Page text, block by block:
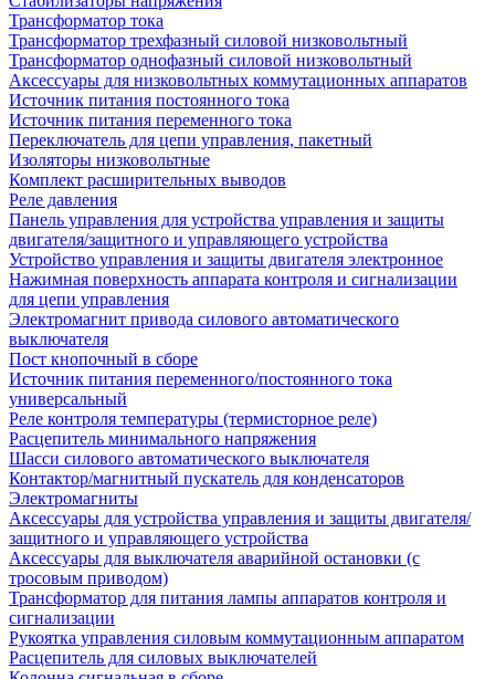
Трансформатор тока
Трансформатор трехфазный силовой низковольтный
Трансформатор однофазный силовой низковольтный
Аксессуары для низковольтных коммутационных аппаратов
Источник питания постоянного тока
Источник питания переменного тока
Переключатель для цепи управления, пакетный
Изоляторы низковольтные
Комплект расширительных выводов
Реле давления
Панель управления для устройства управления и защиты
двигателя/защитного и управляющего устройства
Устройство управления и защиты двигателя электронное
Нажимная поверхность аппарата контроля и сигнализации
для цепи управления
Электромагнит привода силового автоматического
выключателя
Пост кнопочный в сборе
Источник питания переменного/постоянного тока
универсальный
Реле контроля температуры (термисторное реле)
Расцепитель минимального напряжения
Шасси силового автоматического выключателя
Контактор/магнитный пускатель для конденсаторов
Электромагниты
Аксессуары для устройства управления и защиты двигателя/
защитного и управляющего устройства
Аксессуары для выключателя аварийной остановки (с
тросовым приводом)
Трансформатор для питания лампы аппаратов контроля и
сигнализации
Рукоятка управления силовым коммутационным аппаратом
Расцепитель для силовых выключателей